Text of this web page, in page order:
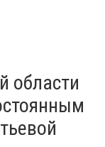
области